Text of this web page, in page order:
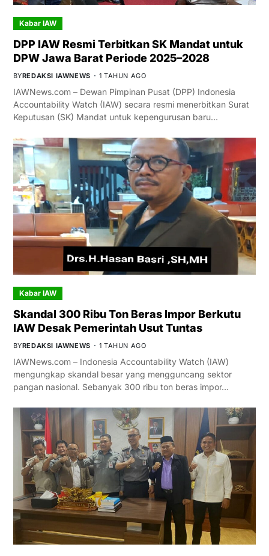
Kabar IAW
DPP IAW Resmi Terbitkan SK Mandat untuk
DPW Jawa Barat Periode 2025–2028
BYREDAKSI IAWNEWS 1 TAHUN AGO
IAWNews.com – Dewan Pimpinan Pusat (DPP) Indonesia
Accountability Watch (IAW) secara resmi menerbitkan Surat
Keputusan (SK) Mandat untuk kepengurusan baru…
Kabar IAW
Skandal 300 Ribu Ton Beras Impor Berkutu
IAW Desak Pemerintah Usut Tuntas
BYREDAKSI IAWNEWS 1 TAHUN AGO
IAWNews.com – Indonesia Accountability Watch (IAW)
mengungkap skandal besar yang mengguncang sektor
pangan nasional. Sebanyak 300 ribu ton beras impor…